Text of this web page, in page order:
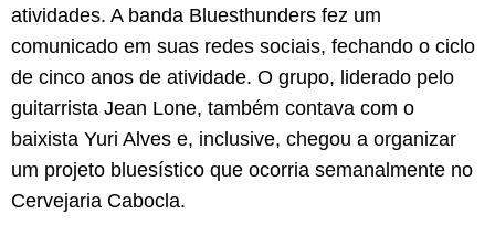
atividades. A banda Bluesthunders fez um
comunicado em suas redes sociais, fechando o ciclo
de cinco anos de atividade. O grupo, liderado pelo
guitarrista Jean Lone, também contava com o
baixista Yuri Alves e, inclusive, chegou a organizar
um projeto bluesístico que ocorria semanalmente no
Cervejaria Cabocla.